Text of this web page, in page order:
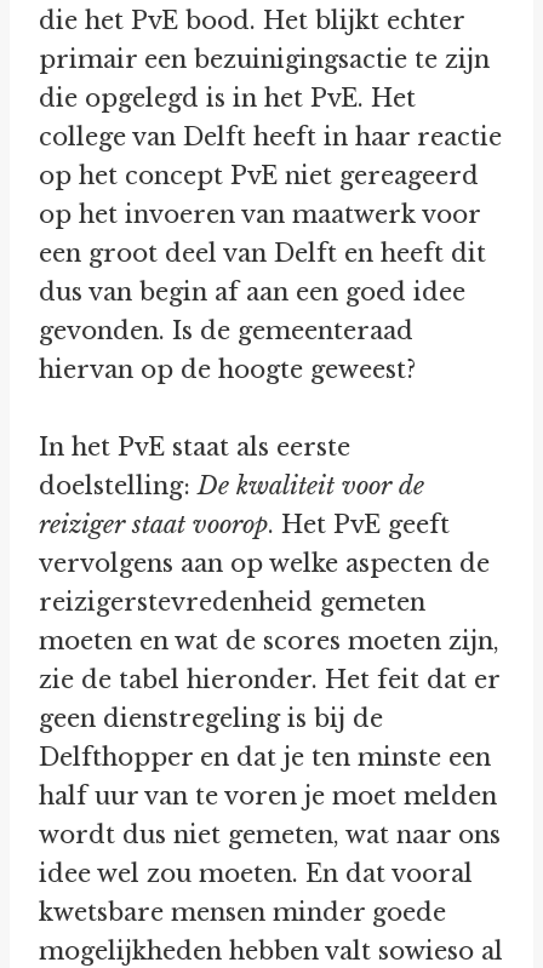
die het PvE bood. Het blijkt echter
primair een bezuinigingsactie te zijn
die opgelegd is in het PvE. Het
college van Delft heeft in haar reactie
op het concept PvE niet gereageerd
op het invoeren van maatwerk voor
een groot deel van Delft en heeft dit
dus van begin af aan een goed idee
gevonden. Is de gemeenteraad
hiervan op de hoogte geweest?
In het PvE staat als eerste
doelstelling:De kwaliteit voor de
reiziger staat voorop. Het PvE geeft
vervolgens aan op welke aspecten de
reizigerstevredenheid gemeten
moeten en wat de scores moeten zijn,
zie de tabel hieronder. Het feit dat er
geen dienstregeling is bij de
Delfthopper en dat je ten minste een
half uur van te voren je moet melden
wordt dus niet gemeten, wat naar ons
idee wel zou moeten. En dat vooral
kwetsbare mensen minder goede
mogelijkheden hebben valt sowieso al